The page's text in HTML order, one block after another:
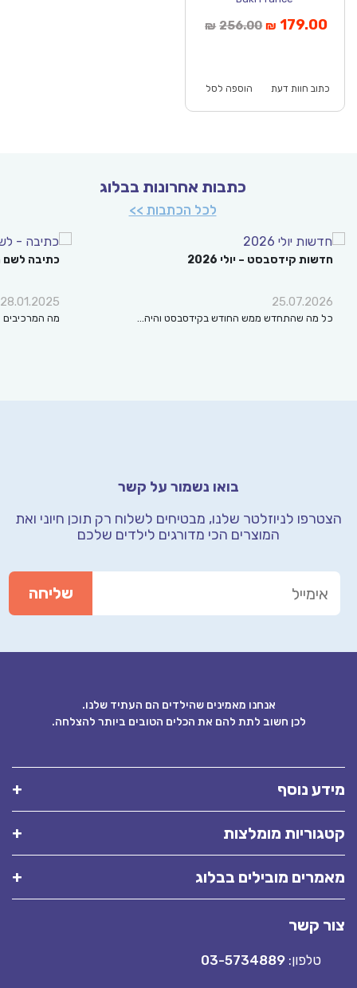
₪ 256.00המחיר
₪256.00.
₪ 179.00
כתוב חוות דעת הוספה לסל
כתבות אחרונות בבלוג
לכל הכתבות >>
חדשות קידסבסט – יולי 2026
25.07.2026
כל מה שהתחדש ממש החודש בקידסבסט והיה…
כתיבה לשם
28.01.2025
מה
בואו נשמור על קשר
הצטרפו לניוזלטר שלנו, מבטיחים לשלוח רק תוכן חיוני ואת
המוצרים הכי מדורגים לילדים שלכם
אנחנו מאמינים שהילדים הם העתיד שלנו.
לכן חשוב לתת להם את הכלים הטובים ביותר להצלחה.
מידע נוסף
קטגוריות מומלצות
מאמרים מובילים בבלוג
צור קשר
טלפון: 03-5734889